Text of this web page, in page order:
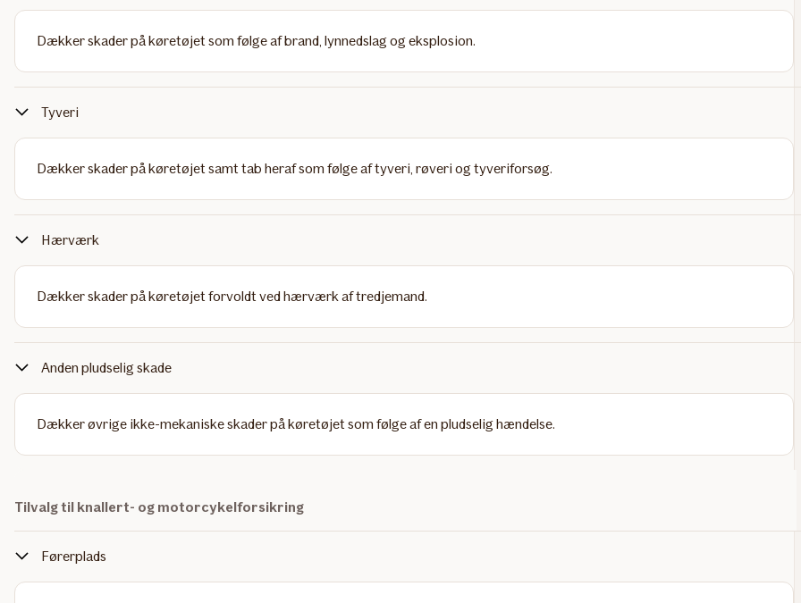
Dækker skader på køretøjet som følge af brand, lynnedslag og eksplosion.
Tyveri
Dækker skader på køretøjet samt tab heraf som følge af tyveri, røveri og tyveriforsøg.
Hærværk
Dækker skader på køretøjet forvoldt ved hærværk af tredjemand.
Anden pludselig skade
Dækker øvrige ikke-mekaniske skader på køretøjet som følge af en pludselig hændelse.
Tilvalg til knallert- og motorcykelforsikring
Førerplads